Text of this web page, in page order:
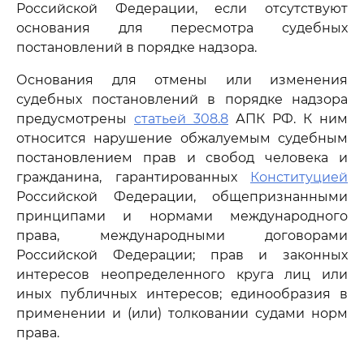
Российской Федерации, если отсутствуют
основания для пересмотра судебных
постановлений в порядке надзора.
Основания для отмены или изменения
судебных постановлений в порядке надзора
предусмотрены статьей 308.8 АПК РФ. К ним
относится нарушение обжалуемым судебным
постановлением прав и свобод человека и
гражданина, гарантированных
Конституцией
Российской Федерации, общепризнанными
принципами и нормами международного
права, международными договорами
Российской Федерации; прав и законных
интересов неопределенного круга лиц или
иных публичных интересов; единообразия в
применении и (или) толковании судами норм
права.